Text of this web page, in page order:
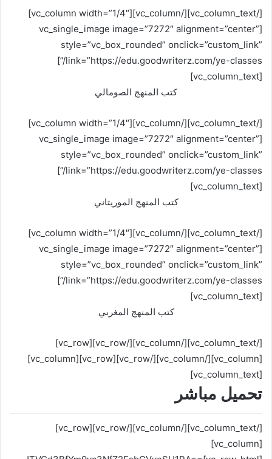
[/vc_column_text][/vc_column][vc_column width=”1/4″]
[vc_single_image image=”7272″ alignment=”center”
style=”vc_box_rounded” onclick=”custom_link”
link=”https://edu.goodwriterz.com/ye-classes/”]
[vc_column_text]
كتب المنهج الصومالي
[/vc_column_text][/vc_column][vc_column width=”1/4″]
[vc_single_image image=”7272″ alignment=”center”
style=”vc_box_rounded” onclick=”custom_link”
link=”https://edu.goodwriterz.com/ye-classes/”]
[vc_column_text]
كتب المنهج الموريتاني
[/vc_column_text][/vc_column][vc_column width=”1/4″]
[vc_single_image image=”7272″ alignment=”center”
style=”vc_box_rounded” onclick=”custom_link”
link=”https://edu.goodwriterz.com/ye-classes/”]
[vc_column_text]
كتب المنهج المغربي
[/vc_column_text][/vc_column][/vc_row][vc_row]
[vc_column][/vc_column][/vc_row][vc_row][vc_column]
[vc_column_text]
تحميل مباشر
[/vc_column_text][/vc_column][/vc_row][vc_row]
[vc_column]